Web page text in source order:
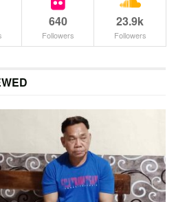
640
Followers
23.9k
Followers